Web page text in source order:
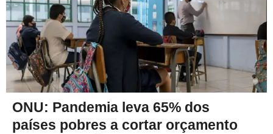
ONU: Pandemia leva 65% dos
países pobres a cortar orçamento